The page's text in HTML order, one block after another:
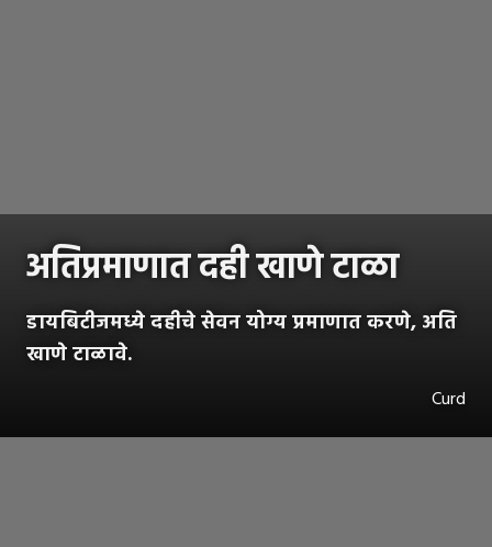
अतिप्रमाणात दही खाणे टाळा
डायबिटीजमध्ये दहीचे सेवन योग्य प्रमाणात करणे, अति
खाणे टाळावे.
Curd